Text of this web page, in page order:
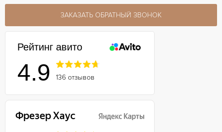
ЗАКАЗАТЬ ОБРАТНЫЙ ЗВОНОК
Рейтинг авито
4.9 136 отзывов